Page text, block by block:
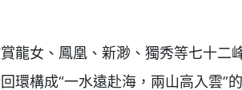
龍女、鳳凰、新渺、獨秀等七十二
環構成“一水遠赴海，兩山高入雲”